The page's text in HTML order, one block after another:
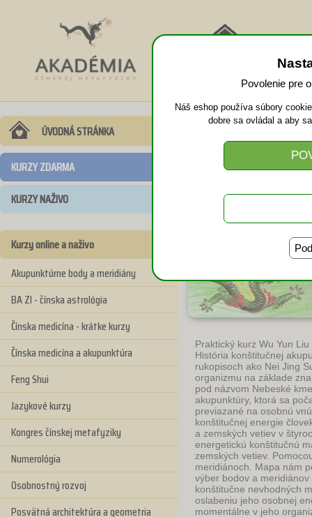
Povolenie pre
Náš eshop používa súbory
dobre sa ovládal a aby
ÚVODNÁ STRÁNKA
KURZY ZDARMA
KURZY NAŽIVO
Kurzy online a naživo
Akupunktúrne body a meridiány
BA ZI - čínska astrológia
Čínska medicína - krátke kurzy
Čínska medicína a akupunktúra
Feng Shui
Jazykové kurzy
Kongres čínskej metafyziky
Numerológia
Osobnostný rozvoj
Posvätná architektúra a geometria
Taoistická
Praktický kurz Wu Yun
História konštitučnej
rukopisoch ako Nei Jing
organizmu na základe
pod názvom Nebeské
akupunktúry, ktorá sa
previazané na osobnú
konštitučnej energie
a zemských vetiev v
energetickú konštitučnú
zemských vetiev.
meridiánoch. Mapa nám
výber bodov a
konštitučne nevhodných
oslabeniu jeho osobnej
momentálne v jeho